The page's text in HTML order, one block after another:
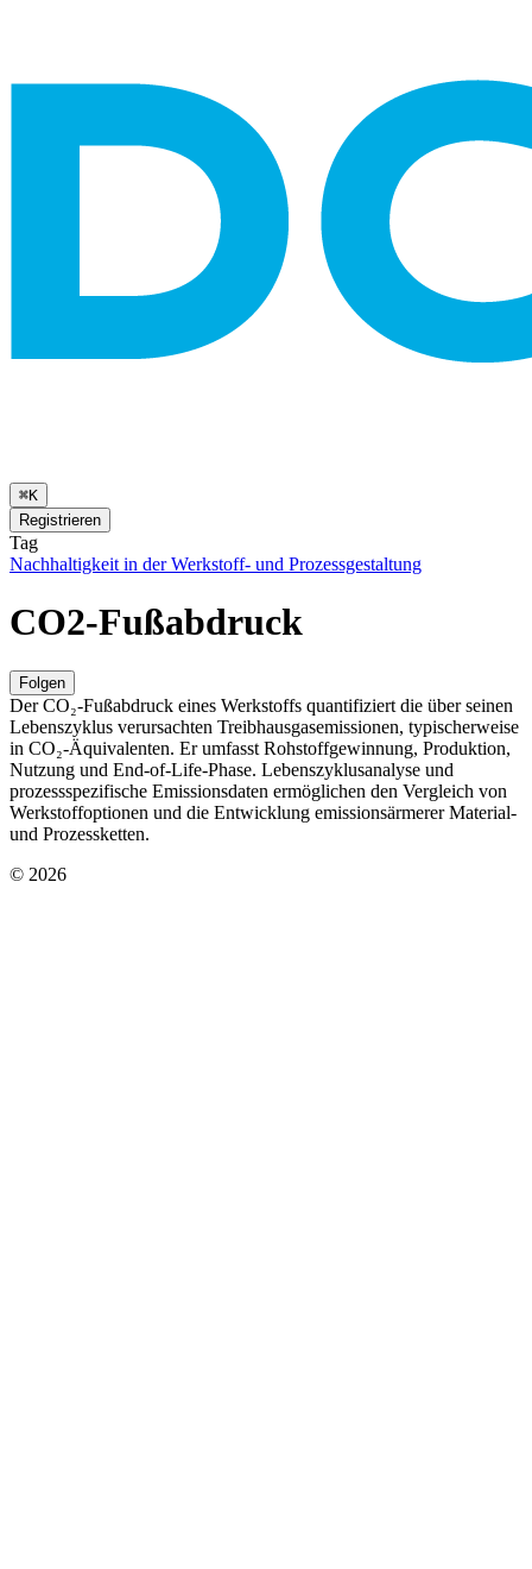
⌘K
Registrieren
Tag
Nachhaltigkeit in der Werkstoff- und Prozessgestaltung
CO2-Fußabdruck
Folgen
Der CO₂-Fußabdruck eines Werkstoffs quantifiziert die über seinen
Lebenszyklus verursachten Treibhausgasemissionen, typischerweise
in CO₂-Äquivalenten. Er umfasst Rohstoffgewinnung, Produktion,
Nutzung und End-of-Life-Phase. Lebenszyklusanalyse und
prozessspezifische Emissionsdaten ermöglichen den Vergleich von
Werkstoffoptionen und die Entwicklung emissionsärmerer Material-
und Prozessketten.
© 2026